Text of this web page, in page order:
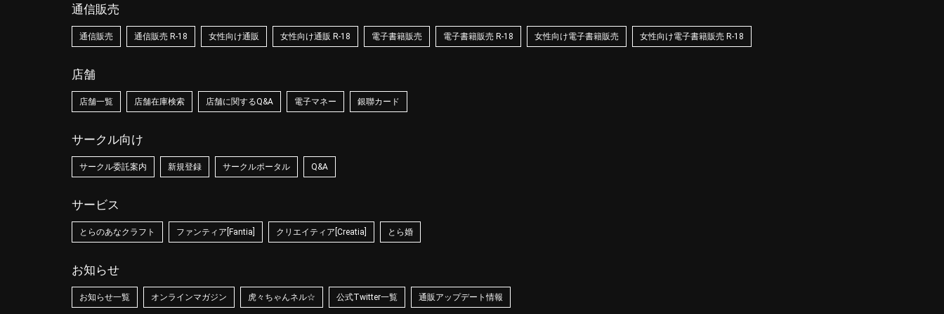
通信販売
通信販売 通信販売 R-18 女性向け通販 女性向け通販 R-18 電子書籍販売 電子書籍販売 R-18 女性向け電子書籍販売 女性向け電子書籍販売 R-18
店舗
店舗一覧 店舗在庫検索 店舗に関するQ&A 電子マネー 銀聯カード
サークル向け
サークル委託案内 新規登録 サークルポータル Q&A
サービス
とらのあなクラフト ファンティア[Fantia] クリエイティア[Creatia] とら婚
お知らせ
お知らせ一覧 オンラインマガジン 虎々ちゃんネル☆ 公式Twitter一覧 通販アップデート情報